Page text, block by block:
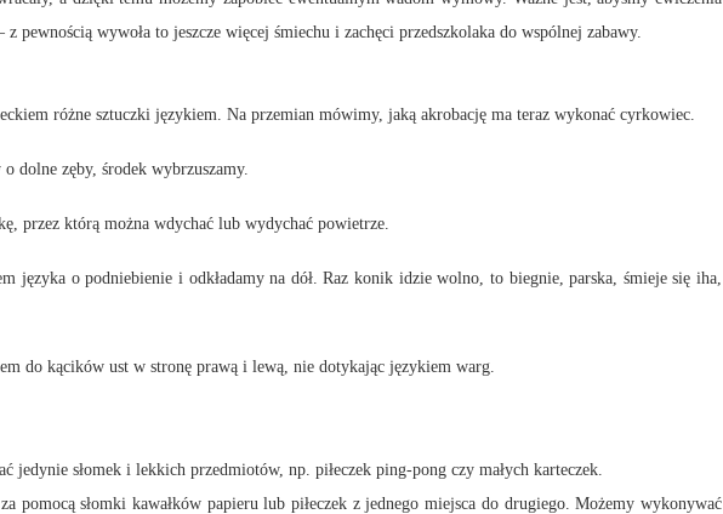
pewnością wywoła to jeszcze więcej śmiechu i zachęci przedszkolaka do wspólnej zabawy.
różne sztuczki językiem. Na przemian mówimy, jaką akrobację ma teraz wykonać cyrkowiec.
dolne zęby, środek wybrzuszamy.
przez którą można wdychać lub wydychać powietrze.
języka o podniebienie i odkładamy na dół. Raz konik idzie wolno, to biegnie, parska, śmieje się iha,
do kącików ust w stronę prawą i lewą, nie dotykając językiem warg.
jedynie słomek i lekkich przedmiotów, np. piłeczek ping-pong czy małych karteczek.
pomocą słomki kawałków papieru lub piłeczek z jednego miejsca do drugiego. Możemy wykonywać